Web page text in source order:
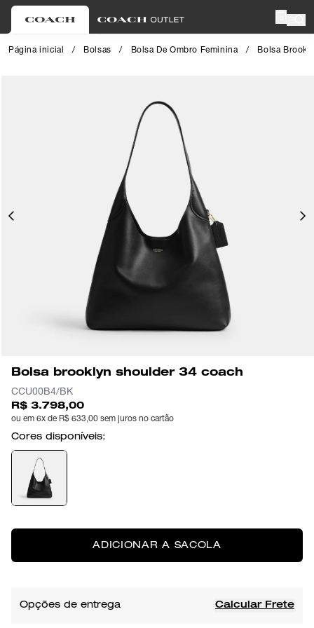
Página inicial / Bolsas / Bolsa De Ombro Feminina / Bolsa
Bolsa brooklyn shoulder 34 coach
CCU00B4/BK
R$ 3.798,00
ou em 6x de R$ 633,00 sem juros no cartão
Cores disponíveis:
ADICIONAR A SACOLA
Opções de entrega Calcular Frete